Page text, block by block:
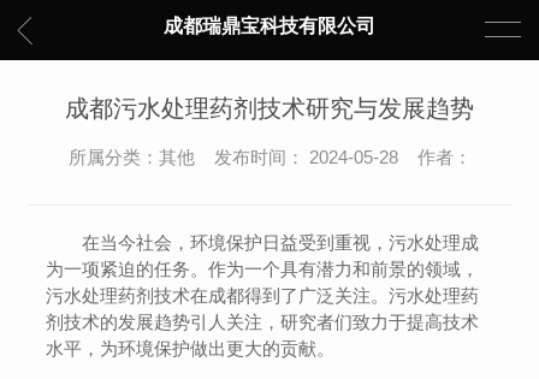
成都瑞鼎宝科技有限公司
成都污水处理药剂技术研究与发展趋势
所属分类：其他 发布时间： 2024-05-28 作者：
在当今社会，环境保护日益受到重视，污水处理成
为一项紧迫的任务。作为一个具有潜力和前景的领域，
污水处理药剂技术在成都得到了广泛关注。污水处理药
剂技术的发展趋势引人关注，研究者们致力于提高技术
水平，为环境保护做出更大的贡献。